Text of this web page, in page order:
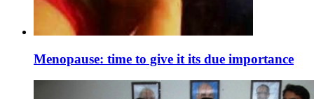
Menopause: time to give it its due importance